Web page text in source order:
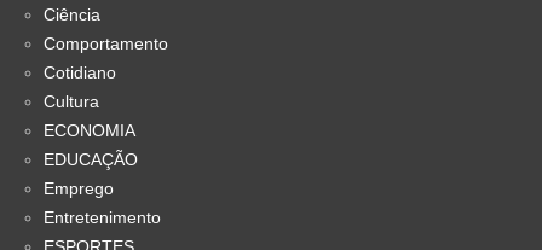
Ciência
Comportamento
Cotidiano
Cultura
ECONOMIA
EDUCAÇÃO
Emprego
Entretenimento
ESPORTES